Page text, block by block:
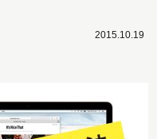
2015.10.19